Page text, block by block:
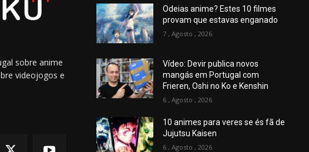
sobre anime
videojogos e
Odeias anime? Estes 10 filmes
provam que estavas enganado
7 , Agosto , 2026
Vídeo: Devir publica novos
mangás em Portugal com
Frieren, Oshi no Ko e Kenshin
6 , Agosto , 2026
10 animes para veres se és fã de
Jujutsu Kaisen
6 , Agosto , 2026